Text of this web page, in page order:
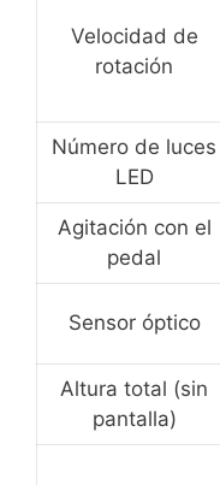
Velocidad de
rotación
Número de luces
LED
Agitación con el
pedal
Sensor óptico
Altura total (sin
pantalla)